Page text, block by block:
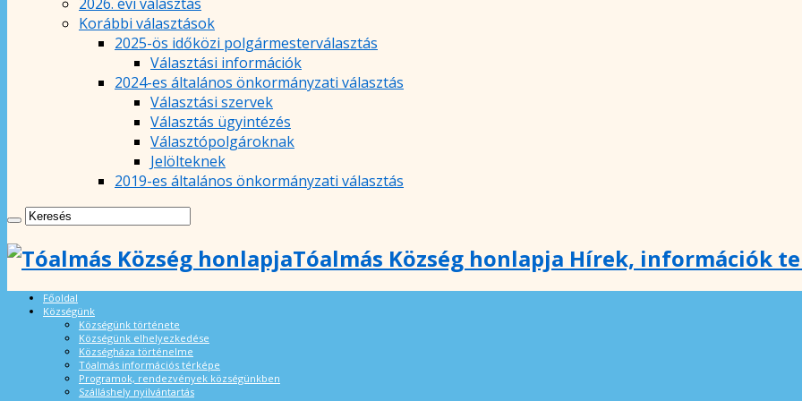
Korábbi választások
2025-ös időközi polgármesterválasztás
Választási információk
2024-es általános önkormányzati választás
Választási szervek
Választás ügyintézés
Választópolgároknak
Jelölteknek
2019-es általános önkormányzati választás
Tóalmás Község honlapja Hírek, információk
Főoldal
Községünk
Községünk története
Községünk elhelyezkedése
Községháza történelme
Tóalmás információs térképe
Programok, rendezvények községünkben
Szálláshely nyilvántartás